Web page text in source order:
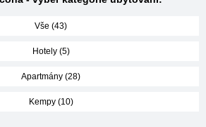
Vše (43)
Hotely (5)
Apartmány (28)
Kempy (10)